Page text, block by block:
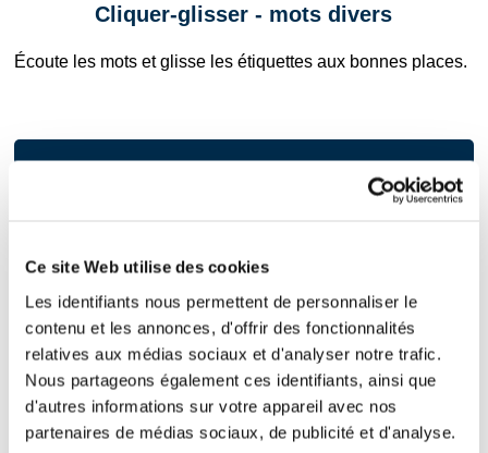
Ce site Web utilise des cookies
Les identifiants nous permettent de personnaliser le
contenu et les annonces, d'offrir des fonctionnalités
relatives aux médias sociaux et d'analyser notre trafic.
Nous partageons également ces identifiants, ainsi que
d'autres informations sur votre appareil avec nos
partenaires de médias sociaux, de publicité et d'analyse.
Cliquer-glisser - mots divers
Écoute les mots et glisse les étiquettes aux bonnes places.
CONSONNES DOUBLE : L OU LL
Clique sur le bouton orange, écoute le mot et
1 2
LES NOMBRES